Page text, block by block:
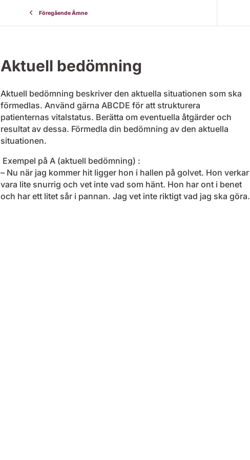
Föregående Ämne
Aktuell bedömning
Aktuell bedömning beskriver den aktuella situationen som ska
förmedlas. Använd gärna ABCDE för att strukturera
patienternas vitalstatus. Berätta om eventuella åtgärder och
resultat av dessa. Förmedla din bedömning av den aktuella
situationen.
Exempel på A (aktuell bedömning) :
– Nu när jag kommer hit ligger hon i hallen på golvet. Hon verkar
vara lite snurrig och vet inte vad som hänt. Hon har ont i benet
och har ett litet sår i pannan. Jag vet inte riktigt vad jag ska göra.